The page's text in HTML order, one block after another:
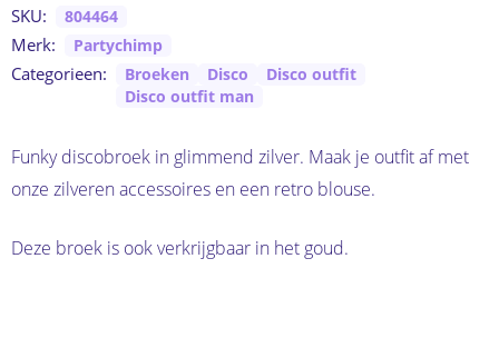
SKU: 804464
Merk: Partychimp
Categorieen: Broeken Disco
Disco outfit
Disco outfit man
Funky discobroek in glimmend zilver. Maak je outfit af met
onze zilveren accessoires en een retro blouse.
Deze broek is ook verkrijgbaar in het goud.